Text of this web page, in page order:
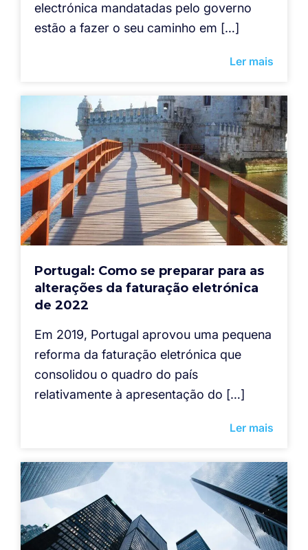
electrónica mandatadas pelo governo
estão a fazer o seu caminho em […]
Ler mais
Portugal: Como se preparar para as
alterações da faturação eletrónica
de 2022
Em 2019, Portugal aprovou uma pequena
reforma da faturação eletrónica que
consolidou o quadro do país
relativamente à apresentação do […]
Ler mais